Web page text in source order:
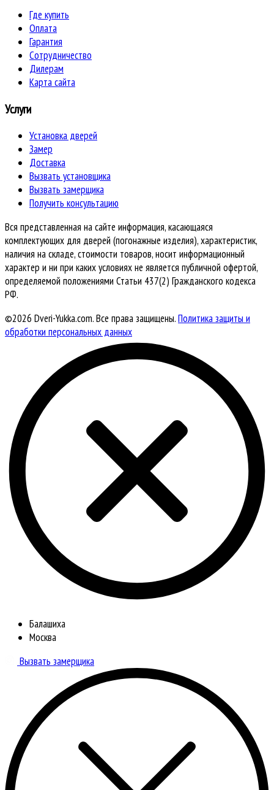
Где купить
Оплата
Гарантия
Сотрудничество
Дилерам
Карта сайта
Услуги
Установка дверей
Замер
Доставка
Вызвать установщика
Вызвать замерщика
Получить консультацию
Вся представленная на сайте информация, касающаяся
комплектующих для дверей (погонажные изделия), характеристик,
наличия на складе, стоимости товаров, носит информационный
характер и ни при каких условиях не является публичной офертой,
определяемой положениями Статьи 437(2) Гражданского кодекса
РФ.
©2026 Dveri-Yukka.com. Все права защищены.Политика защиты и
обработки персональных данных
Балашиха
Москва
Вызвать замерщика